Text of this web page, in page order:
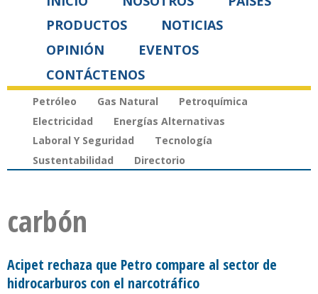
PRODUCTOS
NOTICIAS
OPINIÓN
EVENTOS
CONTÁCTENOS
Petróleo Gas Natural
Petroquímica
Electricidad
Energías Alternativas
Laboral Y Seguridad
Tecnología
Sustentabilidad
Directorio
carbón
Acipet rechaza que Petro compare al sector de
hidrocarburos con el narcotráfico